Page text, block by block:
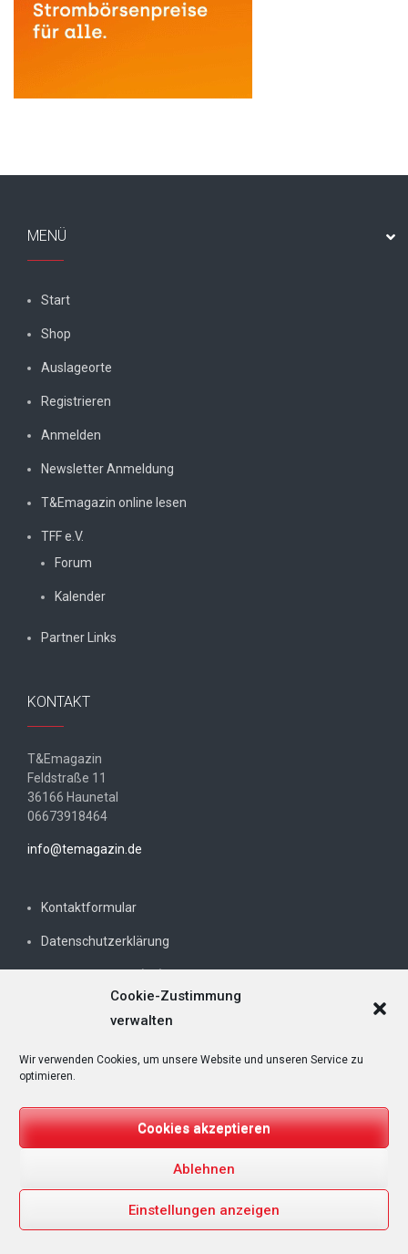
Cookie-Zustimmung
verwalten
Wir verwenden Cookies, um unsere Website und unseren Service zu
optimieren.
Cookies akzeptieren
Ablehnen
Einstellungen anzeigen
MENÜ
Start
Shop
Auslageorte
Registrieren
Anmelden
Newsletter Anmeldung
T&Emagazin online lesen
TFF e.V.
Forum
Kalender
Partner Links
KONTAKT
T&Emagazin
Feldstraße 11
36166 Haunetal
06673918464
info@temagazin.de
Kontaktformular
Datenschutzerklärung
Mediadaten
SOCIAL MEDIA
facebooktwitter instagramyoutube mastodontwitch